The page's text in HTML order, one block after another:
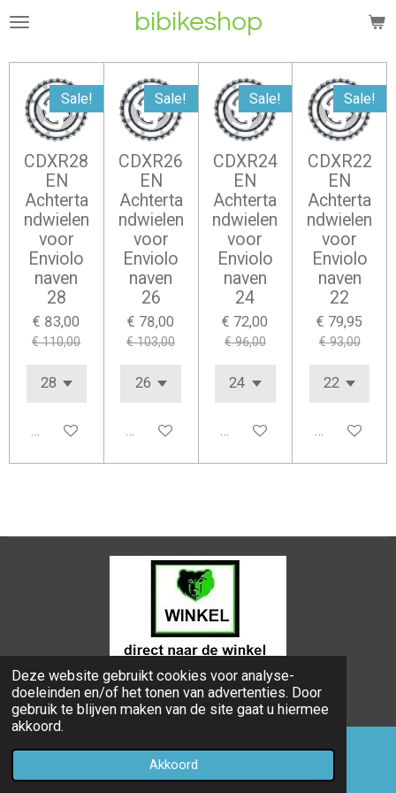
Deze website gebruikt cookies voor analyse-
doeleinden en/of het tonen van advertenties. Door
gebruik te blijven maken van de site gaat u hiermee
akkoord.
Akkoord
Ga
naar
hoofdinhoud
bibikeshop
Sale!
CDXR28
EN
Achterta
ndwielen
voor
Enviolo
naven
28
€ 83,00
€ 110,00
In winkelwagen
Sale!
CDXR26
EN
Achterta
ndwielen
voor
Enviolo
naven
26
€ 78,00
€ 103,00
In winkelwagen
Sale!
CDXR24
EN
Achterta
ndwielen
voor
Enviolo
naven
24
€ 72,00
€ 96,00
In winkelwagen
Sale!
CDXR22
EN
Achterta
ndwielen
voor
Enviolo
naven
22
€ 79,95
€ 93,00
In
© 2024 - 2026 Bongers Apeldoorn
Powered byJouwWeb
Telefoonnummer